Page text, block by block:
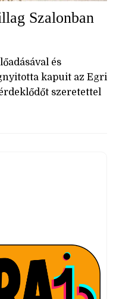
Szalonban
és
kapuit az Egri
szeretettel